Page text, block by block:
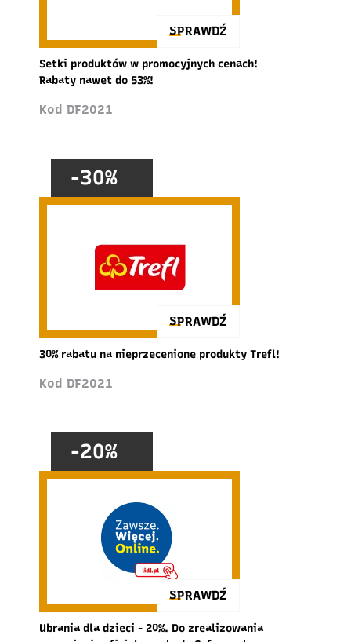
SPRAWDŹ
Setki produktów w promocyjnych cenach!
Rabaty nawet do 53%!
Kod DF2021
-30%
SPRAWDŹ
30% rabatu na nieprzecenione produkty Trefl!
Kod DF2021
-20%
SPRAWDŹ
Ubrania dla dzieci - 20%. Do zrealizowania